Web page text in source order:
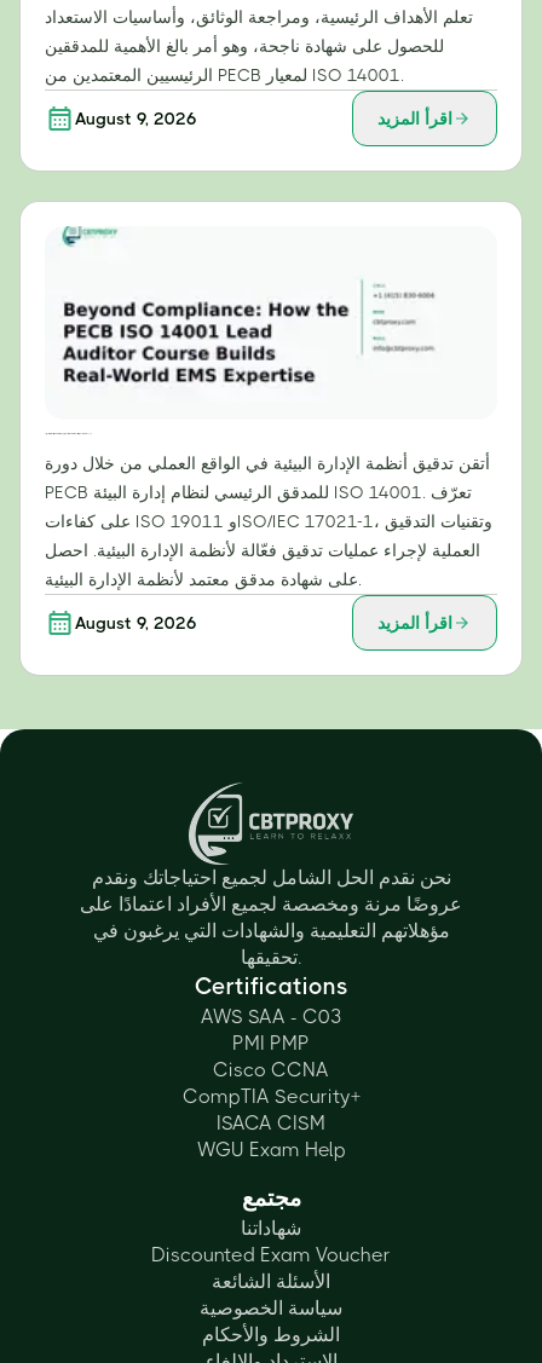
تعلم الأهداف الرئيسية، ومراجعة الوثائق، وأساسيات الاستعداد
للحصول على شهادة ناجحة، وهو أمر بالغ الأهمية للمدققين
الرئيسيين المعتمدين من PECB لمعيار ISO 14001.
August 9, 2026 اقرأ المزيد
أتقن تدقيق أنظمة الإدارة البيئية في الواقع العملي من خلال دورة
PECB للمدقق الرئيسي لنظام إدارة البيئة ISO 14001. تعرّف
على كفاءات ISO 19011 وISO/IEC 17021-1، وتقنيات التدقيق
العملية لإجراء عمليات تدقيق فعّالة لأنظمة الإدارة البيئية. احصل
August 9, 2026 اقرأ المزيد
نحن نقدم الحل الشامل لجميع احتياجاتك ونقدم
عروضًا مرنة ومخصصة لجميع الأفراد اعتمادًا على
مؤهلاتهم التعليمية والشهادات التي يرغبون في
تحقيقها.
Certifications
AWS SAA - C03
PMI PMP
Cisco CCNA
CompTIA Security+
ISACA CISM
WGU Exam Help
مجتمع
شهاداتنا
Discounted Exam Voucher
الأسئلة الشائعة
سياسة الخصوصية
الشروط والأحكام